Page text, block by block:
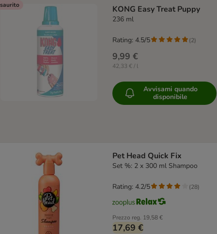
KONG Easy Treat Puppy
236 ml
9,99 €
42,33 € / l
Rating: 4.5/5 (2)
Avvisami quando
disponibile
Pet Head Quick Fix
Set %: 2 x 300 ml Shampoo
Prezzo reg. 19,58 €
17,69 €
Rating: 4.2/5 (28)